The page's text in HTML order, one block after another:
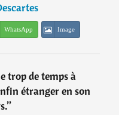
WhatsApp Image
trop de temps à
étranger en son
”